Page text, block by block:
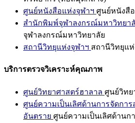
ศูนย์หนังสือแห่งจุฬาฯ ศูนย์หนังสื
สำนักพิมพ์จุฬาลงกรณ์มหาวิทยา
จุฬาลงกรณ์มหาวิทยาลัย
สถานีวิทยุแห่งจุฬาฯ สถานีวิทยุแห่
บริการตรวจวิเคราะห์คุณภาพ
ศูนย์วิทยาศาสตร์ฮาลาล ศูนย์วิทย
ศูนย์ความเป็นเลิศด้านการจัดการ
อันตราย ศูนย์ความเป็นเลิศด้านก